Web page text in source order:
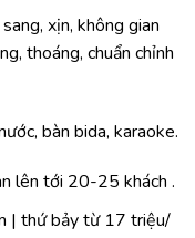
xịn, không gian
thoáng, chuẩn chỉnh
bàn bida, karaoke.
lên tới 20-25 khách .
| thứ bảy từ 17 triệu/